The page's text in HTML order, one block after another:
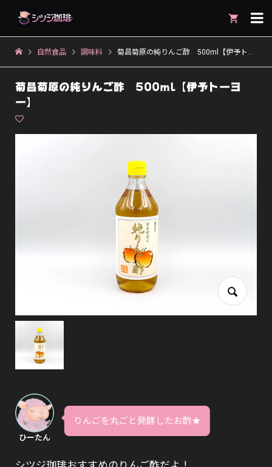

自然食品 調味料 菊昌菊原の純りんご酢 500ml【伊予トーヨー】
菊昌菊原の純りんご酢 500ml【伊予トーヨ
ー】
ひーたん
りんごを丸ごと発酵したお酢★